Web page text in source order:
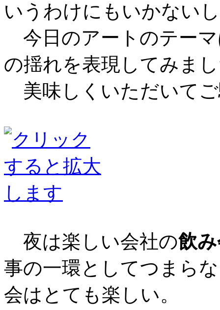
いうわけにもいかない
今日のアートのテー
の揺れを表現してみま
美味しくいただいて
夜は楽しい会社の飲
事の一環としてつまら
会はとても楽しい。